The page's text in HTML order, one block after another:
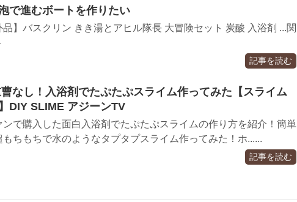
で進むボートを作りたい
品】バスクリン きき湯とアヒル隊長 大冒険セット 炭酸 入浴剤 ...関
記事を読む
なし！入浴剤でたぷたぷスライム作ってみた【スライム
DIY SLIME アジーンTV
ンで購入した面白入浴剤でたぷたぷスライムの作り方を紹介！簡単
もちもちで水のようなタプタプスライム作ってみた！ホ......
記事を読む